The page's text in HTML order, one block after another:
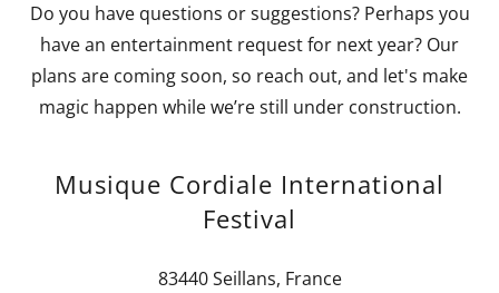
Do you have questions or suggestions? Perhaps you
have an entertainment request for next year? Our
plans are coming soon, so reach out, and let's make
magic happen while we’re still under construction.
Musique Cordiale International
Festival
83440 Seillans, France